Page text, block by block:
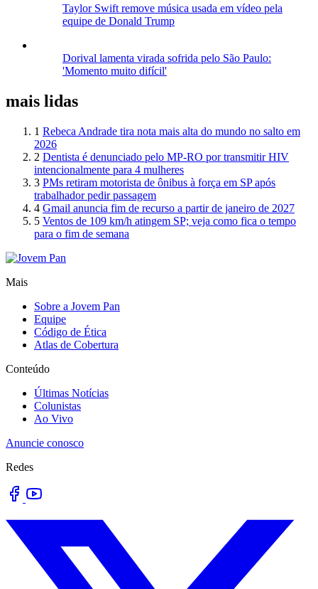
Taylor Swift remove música usada em vídeo pela
equipe de Donald Trump
Dorival lamenta virada sofrida pelo São Paulo:
'Momento muito difícil'
mais lidas
1 Rebeca Andrade tira nota mais alta do mundo no salto em
2026
2 Dentista é denunciado pelo MP-RO por transmitir HIV
intencionalmente para 4 mulheres
3 PMs retiram motorista de ônibus à força em SP após
trabalhador pedir passagem
4 Gmail anuncia fim de recurso a partir de janeiro de 2027
5 Ventos de 109 km/h atingem SP; veja como fica o tempo
para o fim de semana
Mais
Sobre a Jovem Pan
Equipe
Código de Ética
Atlas de Cobertura
Conteúdo
Últimas Notícias
Colunistas
Ao Vivo
Anuncie conosco
Redes